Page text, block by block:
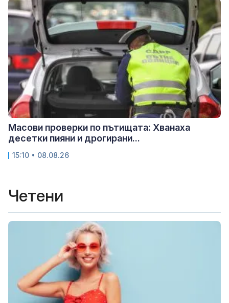
Масови проверки по пътищата: Хванаха
десетки пияни и дрогирани...
15:10 • 08.08.26
Четени